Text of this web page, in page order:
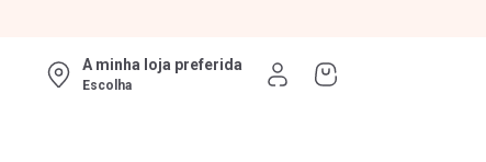
A minha loja preferida
Escolha